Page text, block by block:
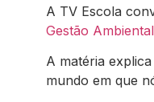
A TV Escola
Gestão Ambiental
A matéria
mundo em que